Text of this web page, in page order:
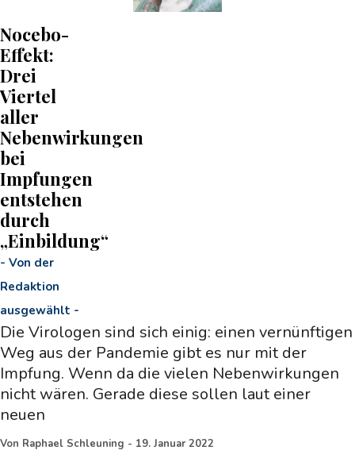
Nocebo-
Effekt:
Drei
Viertel
aller
Nebenwirkungen
bei
Impfungen
entstehen
durch
„Einbildung“
- Von der
Redaktion
ausgewählt -
Die Virologen sind sich einig: einen vernünftigen
Weg aus der Pandemie gibt es nur mit der
Impfung. Wenn da die vielen Nebenwirkungen
nicht wären. Gerade diese sollen laut einer
neuen
Von Raphael Schleuning - 19. Januar 2022